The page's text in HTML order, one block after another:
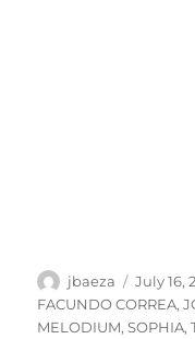
Author
jbaeza
Posted
on
July 16,
FACUNDO CORREA,
MELODIUM,SOPHIA,